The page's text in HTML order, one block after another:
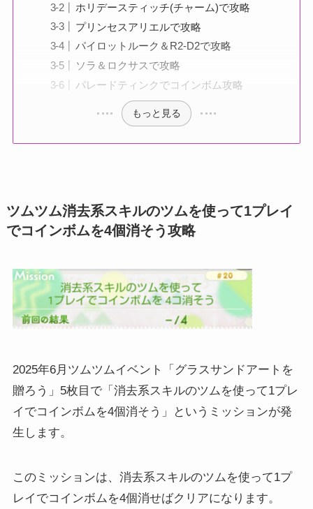
ホリデースティッチ(チャーム)で攻略
プリンセスアリエルで攻略
パイロットルーク＆R2-D2で攻略
ソラ＆ロクサスで攻略
パレードティンクでコインボム攻略
もっと見る
ツムツム消去系スキルのツムを使って1プレイ
でコインボムを4個消そう攻略
2025年6月ツムツムイベント「グラスサンドアートを
贈ろう」5枚目で「消去系スキルのツムを使って1プレ
イでコインボムを4個消そう」というミッションが発
生します。
このミッションは、消去系スキルのツムを使って1プ
レイでコインボムを4個消せばクリアになります。